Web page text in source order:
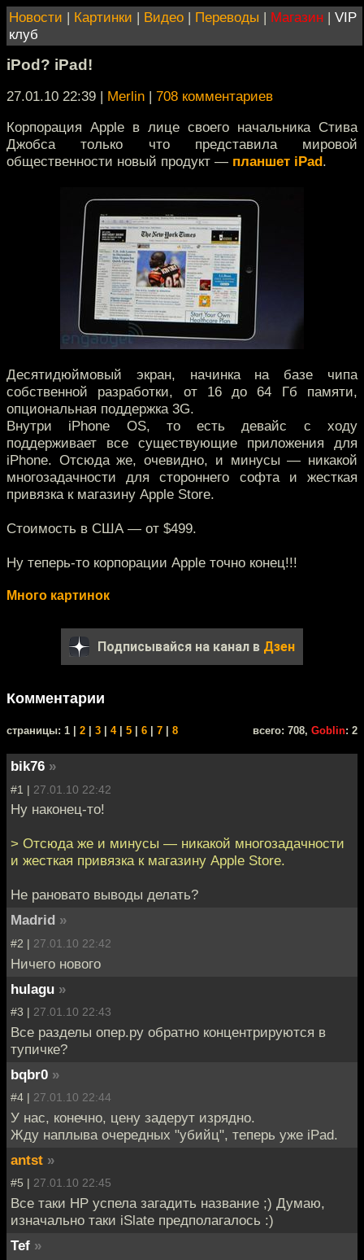
Новости | Картинки | Видео | Переводы | Магазин | VIP
клуб
iPod? iPad!
27.01.10 22:39 | Merlin | 708 комментариев
Корпорация Apple в лице своего начальника Стива
Джобса только что представила мировой
общественности новый продукт — планшет iPad.
Десятидюймовый экран, начинка на базе чипа
собственной разработки, от 16 до 64 Гб памяти,
опциональная поддержка 3G.
Внутри iPhone OS, то есть девайс с ходу
поддерживает все существующие приложения для
iPhone. Отсюда же, очевидно, и минусы — никакой
многозадачности для стороннего софта и жесткая
привязка к магазину Apple Store.
Стоимость в США — от $499.
Ну теперь-то корпорации Apple точно конец!!!
Много картинок
Подписывайся на канал в Дзен
Комментарии
cтраницы: 1 | 2 3 4| 5 6 7 8 всего: 708, Goblin: 2
bik76 »
#1 | 27.01.10 22:42
Ну наконец-то!
> Отсюда же и минусы — никакой многозадачности
и жесткая привязка к магазину Apple Store.
Не рановато выводы делать?
Madrid »
#2 | 27.01.10 22:42
Ничего нового
hulagu »
#3 | 27.01.10 22:43
Все разделы опер.ру обратно концентрируются в
тупичке?
bqbr0 »
#4 | 27.01.10 22:44
У нас, конечно, цену задерут изрядно.
Жду наплыва очередных "убийц", теперь уже iPad.
antst »
#5 | 27.01.10 22:45
Все таки HP успела загадить название ;) Думаю,
изначально таки iSlate предполагалось :)
Tef »